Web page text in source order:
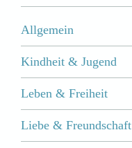
Allgemein
Kindheit & Jugend
Leben & Freiheit
Liebe & Freundschaft